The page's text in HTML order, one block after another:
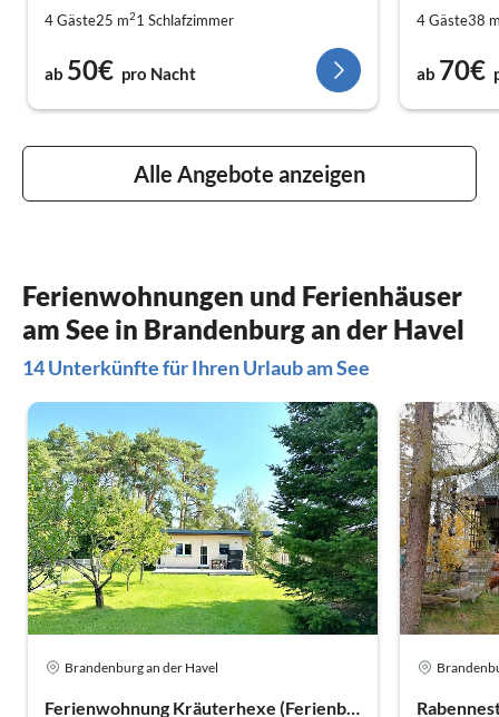
4 Gäste25 m21 Schlafzimmer
ab 50€ pro Nacht
4 Gäste38
ab 70€
Alle Angebote anzeigen
Ferienwohnungen und Ferienhäuser
am See in Brandenburg an der Havel
14 Unterkünfte für Ihren Urlaub am See
Brandenburg an der Havel
Ferienwohnung Kräuterhexe (Ferienbungalow-Brandenburg)